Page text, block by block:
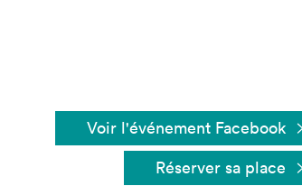
Voir l'événement Facebook
Réserver sa place